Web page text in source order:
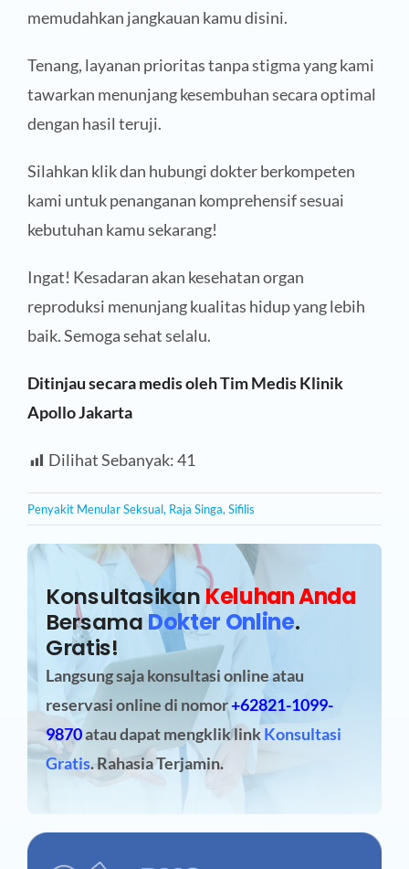
memudahkan jangkauan kamu disini.
Tenang, layanan prioritas tanpa stigma yang kami
tawarkan menunjang kesembuhan secara optimal
dengan hasil teruji.
Silahkan klik dan hubungi dokter berkompeten
kami untuk penanganan komprehensif sesuai
kebutuhan kamu sekarang!
Ingat! Kesadaran akan kesehatan organ
reproduksi menunjang kualitas hidup yang lebih
baik. Semoga sehat selalu.
Ditinjau secara medis oleh Tim Medis Klinik
Apollo Jakarta
Dilihat Sebanyak:41
Penyakit Menular Seksual, Raja Singa,Sifilis
Konsultasikan Keluhan Anda
BersamaDokter Online.
Gratis!
Langsung saja konsultasi online atau
reservasi onlinedi nomor+62821-1099-
9870atau dapat mengklik linkKonsultasi
Gratis. Rahasia Terjamin.